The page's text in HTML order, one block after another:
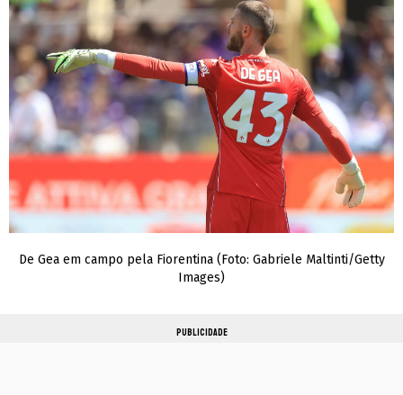
De Gea em campo pela Fiorentina (Foto: Gabriele Maltinti/Getty
Images)
PUBLICIDADE